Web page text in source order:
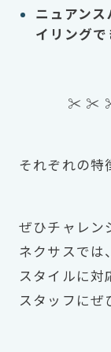
ニュアン
イリングで
✂︎ ✂︎
それぞれの特
ぜひチャレン
ネクサスでは
スタイルに対
スタッフにぜ